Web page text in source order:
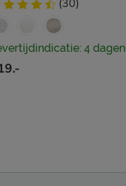
(30)
4 dagen